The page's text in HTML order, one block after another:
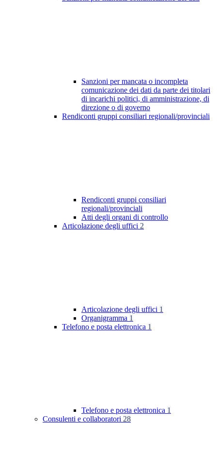
Sanzioni per mancata o incompleta
comunicazione dei dati da parte dei titolari
di incarichi politici, di amministrazione, di
direzione o di governo
Rendiconti gruppi consiliari regionali/provinciali
Rendiconti gruppi consiliari
regionali/provinciali
Atti degli organi di controllo
Articolazione degli uffici 2
Articolazione degli uffici 1
Organigramma 1
Telefono e posta elettronica 1
Telefono e posta elettronica 1
Consulenti e collaboratori 28